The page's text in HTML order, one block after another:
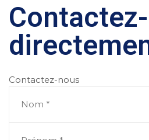
Contactez-nous